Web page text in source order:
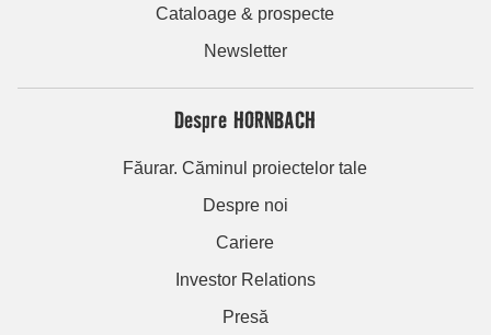
Cataloage & prospecte
Newsletter
Despre HORNBACH
Făurar. Căminul proiectelor tale
Despre noi
Cariere
Investor Relations
Presă